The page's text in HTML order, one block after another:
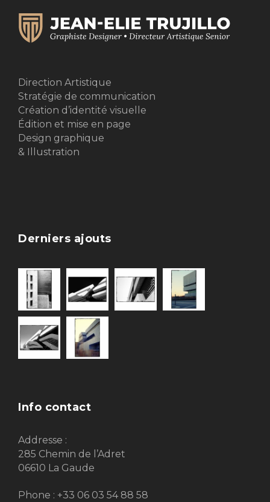
Direction Artistique
Stratégie de communication
Création d’identité visuelle
Édition et mise en page
Design graphique
& Illustration
Derniers ajouts
Info contact
Addresse :
285 Chemin de l’Adret
06610 La Gaude
Phone : +33 06 03 54 88 58